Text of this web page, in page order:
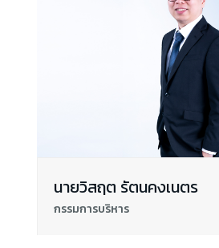
นายวิสฤต รัตนคงเนตร
กรรมการบริหาร